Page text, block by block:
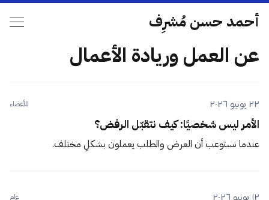
أحمد حسن مُشرِف
عن العمل وريادة الأعمال
٢٢ يونيو ٢٠٢٦ للأعضاء
الأمر ليس شخصيًا: كيف نتقبّل الرفض؟
عندما نستوعب أن العرض والطلب يعملون بشكلٍ مختلف.
١٢ يونيو ٢٠٢٦ عام